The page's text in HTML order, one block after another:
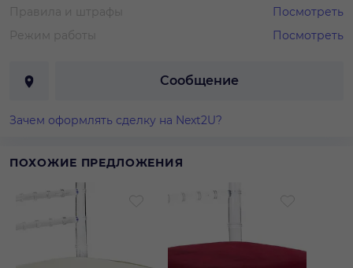
Правила и штрафы
Посмотреть
Режим работы
Посмотреть
Сообщение
Зачем оформлять сделку на Next2U?
ПОХОЖИЕ ПРЕДЛОЖЕНИЯ